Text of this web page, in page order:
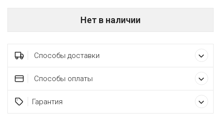
Нет в наличии
Способы доставки
Способы оплаты
Гарантия